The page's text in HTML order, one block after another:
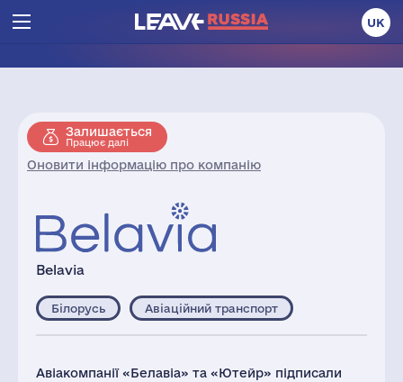
UK
Залишається
Працює далі
Оновити інформацію про компанію
Belavia
Білорусь Авіаційний транспорт
Авіакомпанії «Белавіа» та «Ютейр» підписали